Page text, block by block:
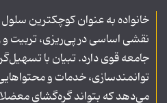
خانواده به عنوان کوچکترین
نقشی اساسی در پی‌ریزی، تربیت
جامعه قوی دارد. تبیان با
توانمندسازی، خدمات و محتواهایی
می‌دهد که بتواند گره‌گشای